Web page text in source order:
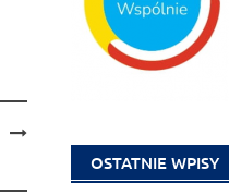
OSTATNIE WPISY